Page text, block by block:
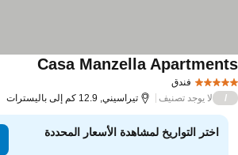
فندق
Casa Manzella
لا يوجد تصنيف تيراسيني, 12.9 كم إلى باليسترات
اختر التواريخ لمشاهدة الأسعار المحددة